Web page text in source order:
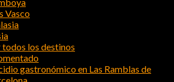
Vasco
todos los destinos
gastronómico en Las Ramblas de